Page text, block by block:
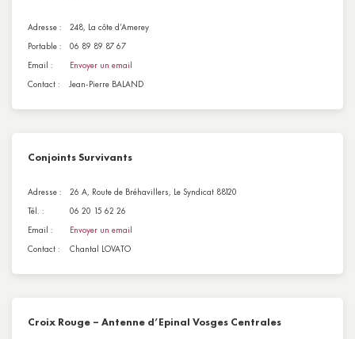
Adresse :
248, La côte d’Amerey
Portable :
06 89 89 87 67
Email :
Envoyer un email
Contact :
Jean-Pierre BALAND
Conjoints Survivants
Adresse :
26 A, Route de Bréhavillers, Le Syndicat 88120
Tél. :
06 20 15 62 26
Email :
Envoyer un email
Contact :
Chantal LOVATO
Croix Rouge – Antenne d’Epinal Vosges Centrales